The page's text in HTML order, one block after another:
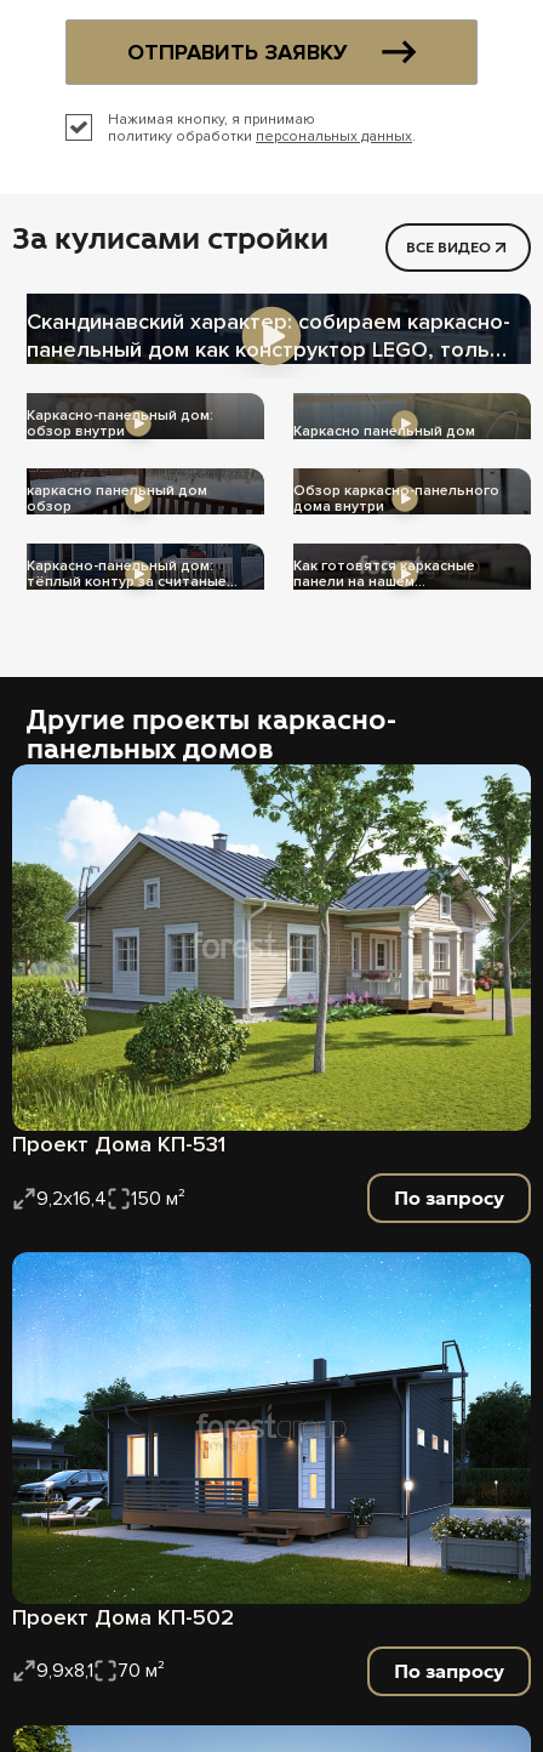
ОТПРАВИТЬ ЗАЯВКУ
Нажимая кнопку, я принимаю
политику обработки персональных данных.
За кулисами стройки ВСЕ ВИДЕО
Скандинавский характер: собираем каркасно-
панельный дом как конструктор LEGO, только
Каркасно-панельный дом:
обзор внутри
Каркасно панельный дом
каркасно панельный дом
обзор
Обзор каркасно-панельного
дома внутри
Каркасно-панельный дом:
тёплый контур за считаные
Как готовятся каркасные
панели на нашем
Другие проекты каркасно-
панельных домов
Проект Дома КП-531
9,2х16,4 150 м² По запросу
Проект Дома КП-502
9,9х8,1 70 м² По запросу